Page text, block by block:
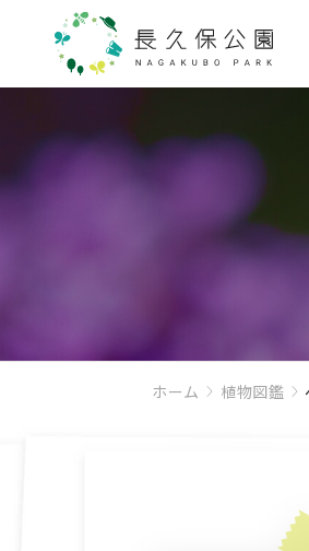
ホーム 植物図鑑